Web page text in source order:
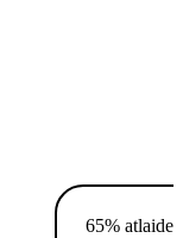
65% atlaide